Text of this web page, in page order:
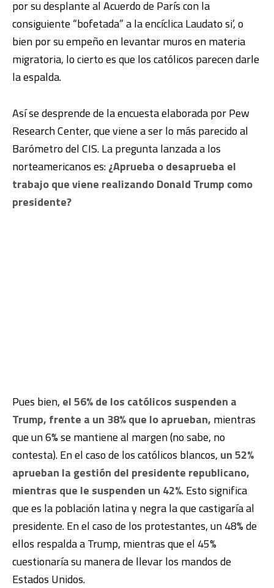
por su desplante al Acuerdo de París con la
consiguiente “bofetada” a la encíclica Laudato si’, o
bien por su empeño en levantar muros en materia
migratoria, lo cierto es que los católicos parecen darle
la espalda.
Así se desprende de la encuesta elaborada por Pew
Research Center, que viene a ser lo más parecido al
Barómetro del CIS. La pregunta lanzada a los
norteamericanos es:¿Aprueba o desaprueba el
trabajo que viene realizando Donald Trump como
presidente?
Pues bien, el 56% de los católicos suspenden a
Trump, frente a un 38% que lo aprueban, mientras
que un 6% se mantiene al margen (no sabe, no
contesta). En el caso de los católicos blancos, un 52%
aprueban la gestión del presidente republicano,
mientras que le suspenden un 42%. Esto significa
que es la población latina y negra la que castigaría al
presidente. En el caso de los protestantes, un 48% de
ellos respalda a Trump, mientras que el 45%
cuestionaría su manera de llevar los mandos de
Estados Unidos.